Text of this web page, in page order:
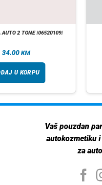
AUTO 2 TONE |06520109|
34.00 KM
U KORPU
Vaš pouzdan
autokozmetiku
za